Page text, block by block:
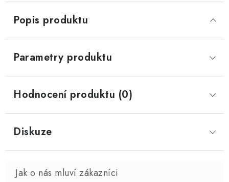
Popis produktu
Parametry produktu
Hodnocení produktu (0)
Diskuze